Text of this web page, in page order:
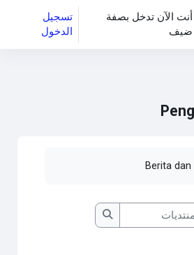
أنت الآن تدخل بصفة
ضيف
تسجيل
الدخول
Berita
البحث في المنتديات